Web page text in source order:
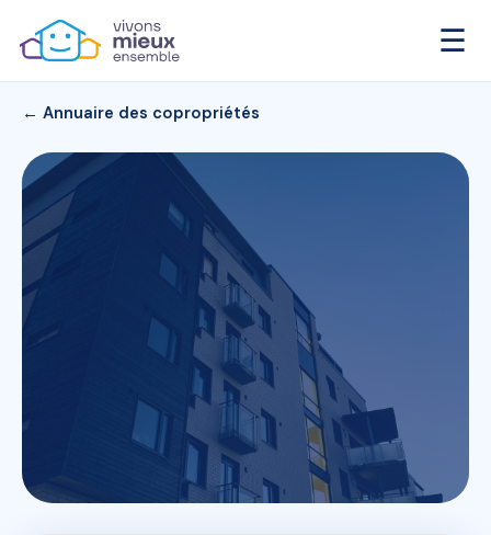
☰
← Annuaire des copropriétés